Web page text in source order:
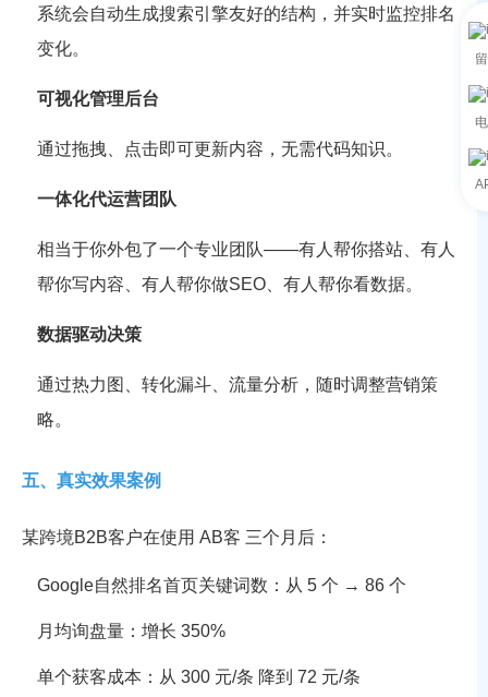
系统会自动生成搜索引擎友好的结构，并实时监控排名
变化。
可视化管理后台
通过拖拽、点击即可更新内容，无需代码知识。
一体化代运营团队
相当于你外包了一个专业团队——有人帮你搭站、有人
帮你写内容、有人帮你做SEO、有人帮你看数据。
数据驱动决策
通过热力图、转化漏斗、流量分析，随时调整营销策
略。
五、真实效果案例
某跨境B2B客户在使用 AB客 三个月后：
Google自然排名首页关键词数：从 5 个 → 86 个
月均询盘量：增长 350%
单个获客成本：从 300 元/条 降到 72 元/条